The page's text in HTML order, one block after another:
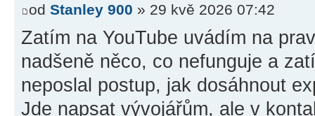
od Stanley 900 » 29 kvě 2026 07:42
Zatím na YouTube uvádím na
nadšeně něco, co nefunguje a
neposlal postup, jak dosáhnout
Jde napsat vývojářům, ale v